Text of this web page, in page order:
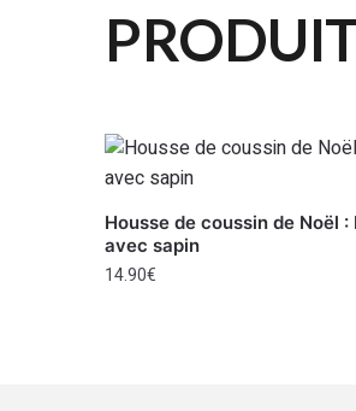
Housse de coussin de Noël :
avec sapin
14.90€